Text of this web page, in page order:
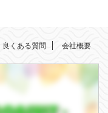
良くある質問 会社概要